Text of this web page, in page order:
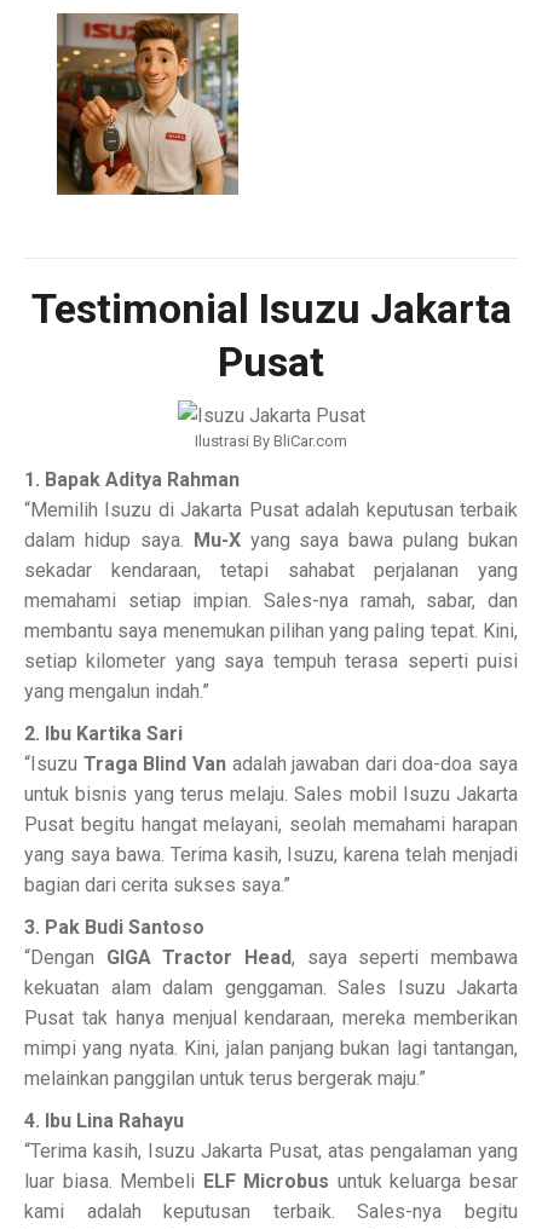
Testimonial Isuzu Jakarta
Pusat
Ilustrasi By BliCar.com
1. Bapak Aditya Rahman
“Memilih Isuzu di Jakarta Pusat adalah keputusan terbaik
dalam hidup saya. Mu-Xyang saya bawa pulang bukan
sekadar kendaraan, tetapi sahabat perjalanan yang
memahami setiap impian. Sales-nya ramah, sabar, dan
membantu saya menemukan pilihan yang paling tepat. Kini,
setiap kilometer yang saya tempuh terasa seperti puisi
yang mengalun indah.”
2. Ibu Kartika Sari
“Isuzu Traga Blind Vanadalah jawaban dari doa-doa saya
untuk bisnis yang terus melaju. Sales mobil Isuzu Jakarta
Pusat begitu hangat melayani, seolah memahami harapan
yang saya bawa. Terima kasih, Isuzu, karena telah menjadi
bagian dari cerita sukses saya.”
3. Pak Budi Santoso
“Dengan GIGA Tractor Head, saya seperti membawa
kekuatan alam dalam genggaman. Sales Isuzu Jakarta
Pusat tak hanya menjual kendaraan, mereka memberikan
mimpi yang nyata. Kini, jalan panjang bukan lagi tantangan,
melainkan panggilan untuk terus bergerak maju.”
4. Ibu Lina Rahayu
“Terima kasih, Isuzu Jakarta Pusat, atas pengalaman yang
luar biasa. Membeli ELF Microbus untuk keluarga besar
kami adalah keputusan terbaik. Sales-nya begitu